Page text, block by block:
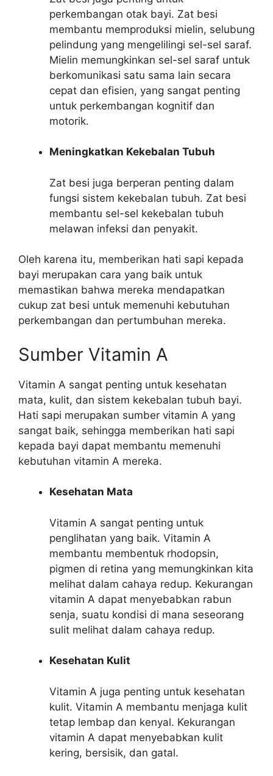
perkembangan otak bayi. Zat besi
membantu memproduksi mielin, selubung
pelindung yang mengelilingi sel-sel saraf.
Mielin memungkinkan sel-sel saraf untuk
berkomunikasi satu sama lain secara
cepat dan efisien, yang sangat penting
untuk perkembangan kognitif dan
motorik.
Meningkatkan Kekebalan Tubuh
Zat besi juga berperan penting dalam
fungsi sistem kekebalan tubuh. Zat besi
membantu sel-sel kekebalan tubuh
melawan infeksi dan penyakit.
Oleh karena itu, memberikan hati sapi kepada
bayi merupakan cara yang baik untuk
memastikan bahwa mereka mendapatkan
cukup zat besi untuk memenuhi kebutuhan
perkembangan dan pertumbuhan mereka.
Sumber Vitamin A
Vitamin A sangat penting untuk kesehatan
mata, kulit, dan sistem kekebalan tubuh bayi.
Hati sapi merupakan sumber vitamin A yang
sangat baik, sehingga memberikan hati sapi
kepada bayi dapat membantu memenuhi
kebutuhan vitamin A mereka.
Kesehatan Mata
Vitamin A sangat penting untuk
penglihatan yang baik. Vitamin A
membantu membentuk rhodopsin,
pigmen di retina yang memungkinkan kita
melihat dalam cahaya redup. Kekurangan
vitamin A dapat menyebabkan rabun
senja, suatu kondisi di mana seseorang
sulit melihat dalam cahaya redup.
Kesehatan Kulit
Vitamin A juga penting untuk kesehatan
kulit. Vitamin A membantu menjaga kulit
tetap lembap dan kenyal. Kekurangan
vitamin A dapat menyebabkan kulit
kering, bersisik, dan gatal.